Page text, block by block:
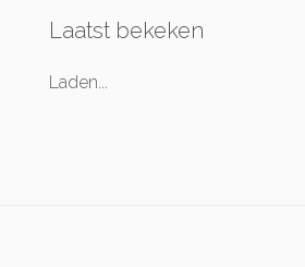
Laatst bekeken
Laden...